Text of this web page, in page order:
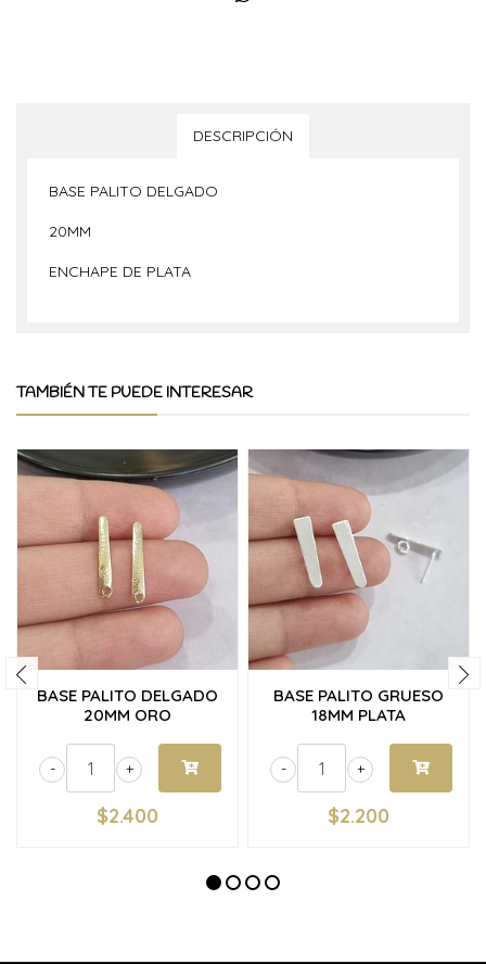
DESCRIPCIÓN
BASE PALITO DELGADO
20MM
ENCHAPE DE PLATA
TAMBIÉN TE PUEDE INTERESAR
BASE PALITO DELGADO
20MM ORO
+
-
$2.400
BASE PALITO GRUESO
18MM PLATA
+
-
$2.200